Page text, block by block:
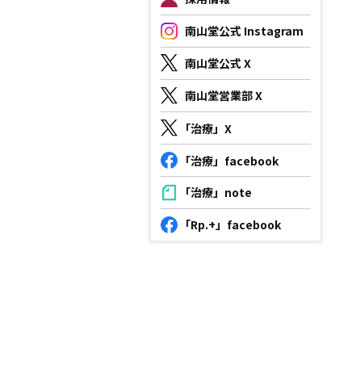
南山堂公式 Instagram
南山堂公式 X
南山堂営業部 X
「治療」X
「治療」facebook
「治療」note
「Rp.+」facebook